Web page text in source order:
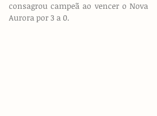
consagrou campeã ao vencer o Nova
Aurora por 3 a 0.